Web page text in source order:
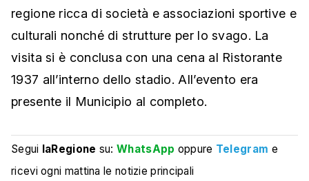
regione ricca di società e associazioni sportive e
culturali nonché di strutture per lo svago. La
visita si è conclusa con una cena al Ristorante
1937 all’interno dello stadio. All’evento era
presente il Municipio al completo.
Segui laRegione su:WhatsApp oppure Telegram e
ricevi ogni mattina le notizie principali